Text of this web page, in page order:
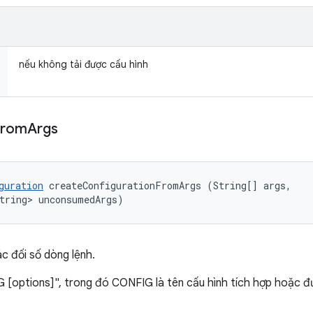
nếu không tải được cấu hình
Args
createConfigurationFromArgs (String[] args,
unconsumedArgs)
đối số dòng lệnh.
[options]", trong đó CONFIG là tên cấu hình tích hợp hoặc